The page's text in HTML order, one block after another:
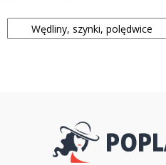
Kategorie